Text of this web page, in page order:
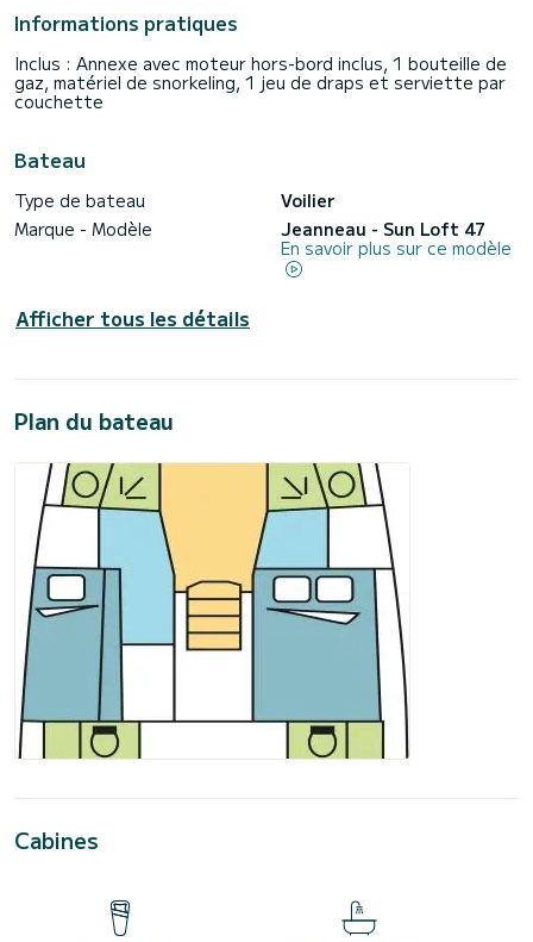
Informations pratiques
Inclus : Annexe avec moteur hors-bord inclus, 1 bouteille de
gaz, matériel de snorkeling, 1 jeu de draps et serviette par
couchette
Bateau
Type de bateau
Voilier
Marque - Modèle
Jeanneau - Sun Loft 47
En savoir plus sur ce modèle
Afficher tous les détails
Plan du bateau
Cabines